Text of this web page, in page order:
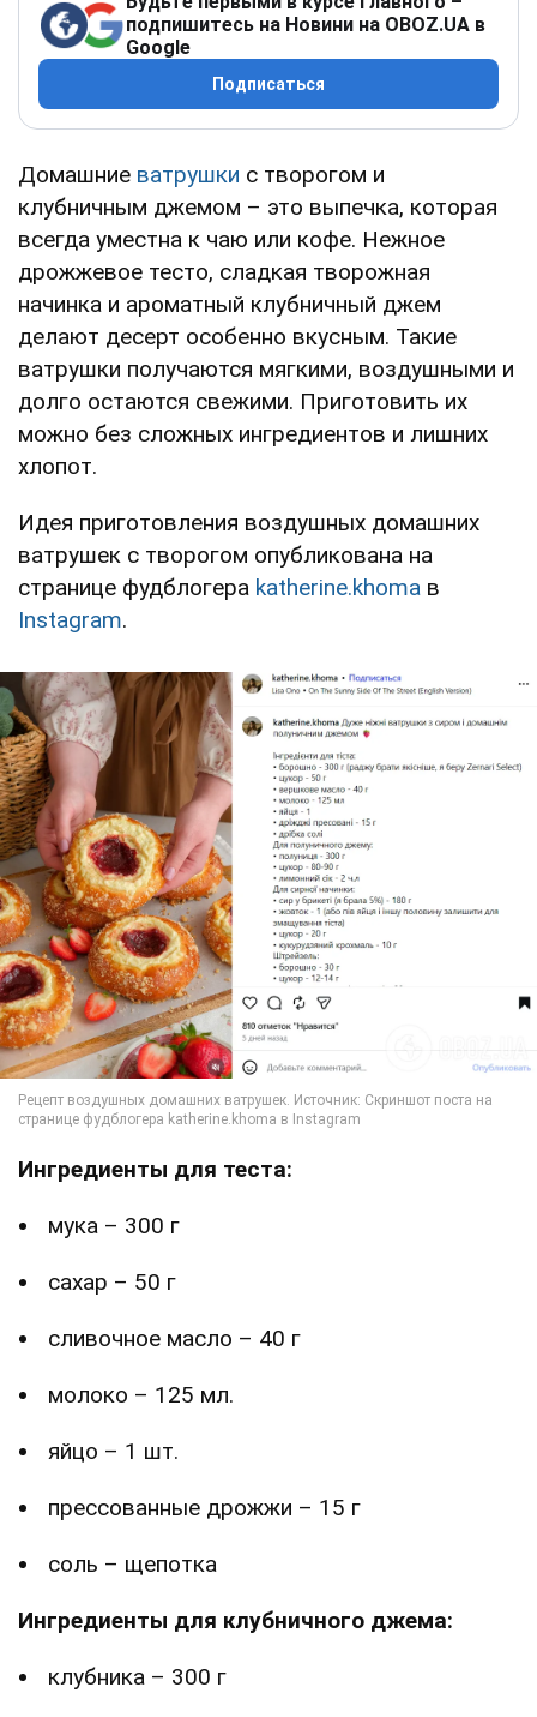
подпишитесь на Новини на OBOZ.UA в
Google
Подписаться
Домашние ватрушки с творогом и
клубничным джемом – это выпечка, которая
всегда уместна к чаю или кофе. Нежное
дрожжевое тесто, сладкая творожная
начинка и ароматный клубничный джем
делают десерт особенно вкусным. Такие
ватрушки получаются мягкими, воздушными и
долго остаются свежими. Приготовить их
можно без сложных ингредиентов и лишних
хлопот.
Идея приготовления воздушных домашних
ватрушек с творогом опубликована на
странице фудблогера katherine.khoma в
Instagram.
Ингредиенты для теста:
мука – 300 г
сахар – 50 г
сливочное масло – 40 г
молоко – 125 мл.
яйцо – 1 шт.
прессованные дрожжи – 15 г
соль – щепотка
Ингредиенты для клубничного джема:
клубника – 300 г